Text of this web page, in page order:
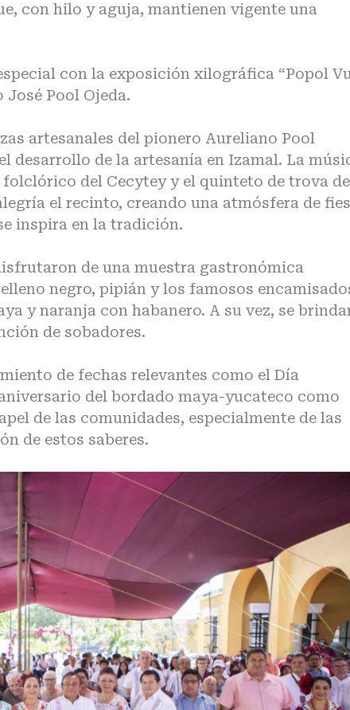
con hilo y aguja, mantienen vigente una
con la exposición xilográfica “Popol
Pool Ojeda.
artesanales del pionero Aureliano Pool
desarrollo de la artesanía en Izamal. La
del Cecytey y el quinteto de trova
el recinto, creando una atmósfera de
inspira en la tradición.
de una muestra gastronómica
negro, pipián y los famosos
y naranja con habanero. A su vez, se
de sobadores.
de fechas relevantes como el Día
del bordado maya-yucateco como
de las comunidades, especialmente de las
de estos saberes.